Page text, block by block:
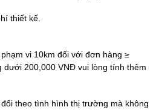
gồm chi phí thiết kế.
vi 10km đối với đơn hàng ≥
dưới 200,000 VNĐ vui lòng tính thêm
theo tình hình thị trường mà không